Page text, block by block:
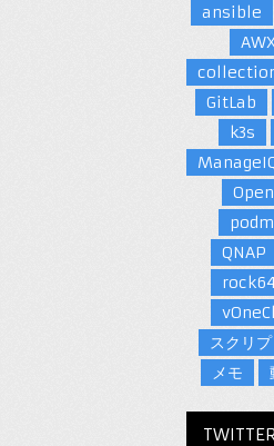
ansible
GitLab
k3s
QNAP
スクリプ
メモ